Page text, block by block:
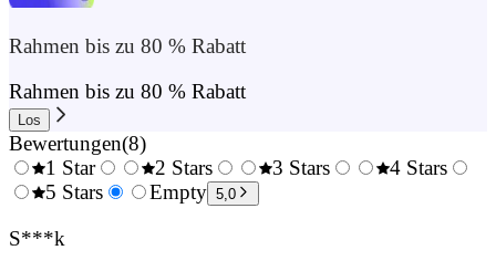
Rahmen bis zu 80 % Rabatt
Rahmen bis zu 80 % Rabatt
Los
Bewertungen(8)
0.5
1 Star
1.5
2 Stars
2.5
3 Stars
4 Stars
5 Stars Empty 5,0
S***k